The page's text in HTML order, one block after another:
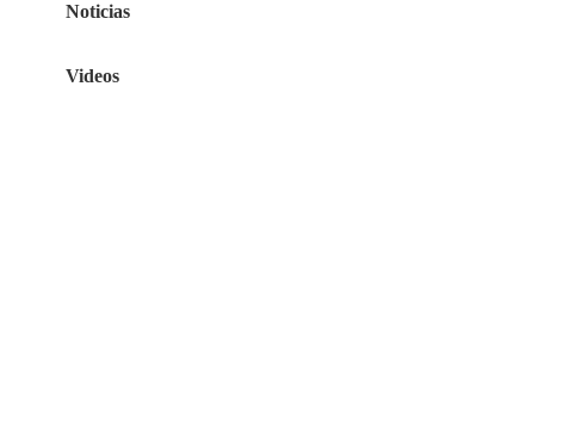
Noticias
Videos